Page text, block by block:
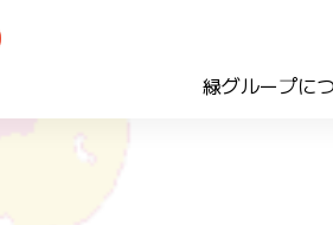
緑グループに